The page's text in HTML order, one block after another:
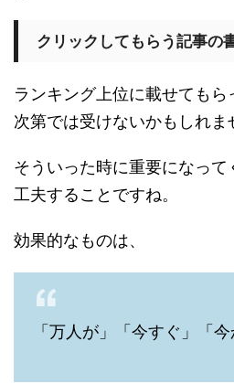
クリックしてもらう記事の
ランキング上位に載せても
次第では受けないかもしれま
そういった時に重要になって
工夫することですね。
効果的なものは、
「万人が」「今すぐ」「今